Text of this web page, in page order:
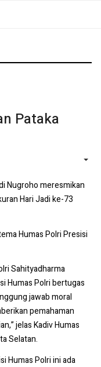
Pataka
Nugroho meresmikan
Hari Jadi ke-73
Humas Polri Presisi
Sahityadharma
Humas Polri bertugas
jawab moral
pemahaman
jelas Kadiv Humas
Selatan.
Humas Polri ini ada